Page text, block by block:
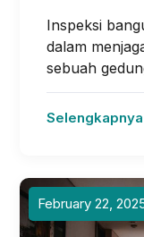
Inspeksi
dalam
sebuah
Selengkapnya
February 22,